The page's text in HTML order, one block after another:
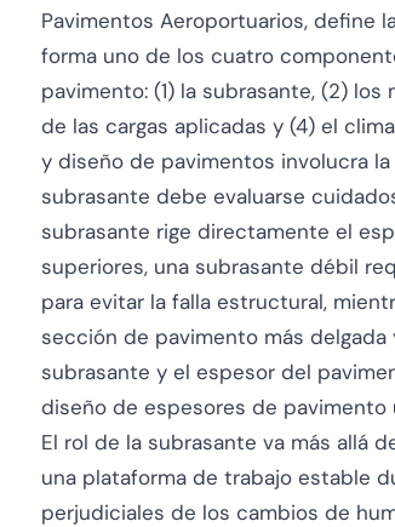
Pavimentos Aeroportuarios, define
forma uno de los cuatro
pavimento: (1) la subrasante, (2)
de las cargas aplicadas y (4) el
y diseño de pavimentos involucra
subrasante debe evaluarse
subrasante rige directamente el
superiores, una subrasante débil
para evitar la falla estructural,
sección de pavimento más
subrasante y el espesor del
diseño de espesores de
El rol de la subrasante va más allá
una plataforma de trabajo estable
perjudiciales de los cambios de